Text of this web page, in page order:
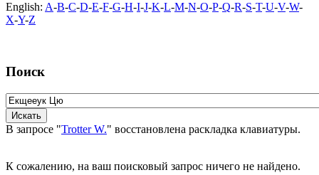
English: A-B-C-D-E-F-G-H-I-J-K-L-M-N-O-P-Q-R-S-T-U-V-W-
X-Y-Z
Поиск
В запросе "Trotter W." восстановлена раскладка клавиатуры.
К сожалению, на ваш поисковый запрос ничего не найдено.